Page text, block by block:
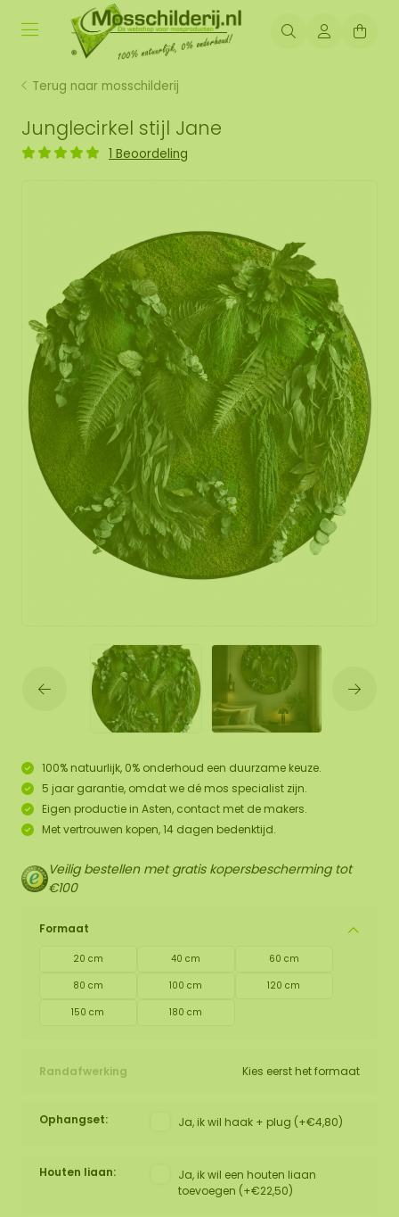
Terug naar mosschilderij
Junglecirkel stijl Jane
1 Beoordeling
100% natuurlijk, 0% onderhoud een duurzame keuze.
5 jaar garantie, omdat we dé mos specialist zijn.
Eigen productie in Asten, contact met de makers.
Met vertrouwen kopen, 14 dagen bedenktijd.
Veilig bestellen met gratis kopersbescherming tot
€100
Formaat
20 cm 40 cm
60 cm
80 cm
100 cm
120 cm
150 cm
180 cm
Randafwerking Kies eerst het formaat
Ophangset: Ja, ik wil haak + plug (+€4,80)
Houten liaan:
Ja, ik wil een houten liaan
toevoegen (+€22,50)